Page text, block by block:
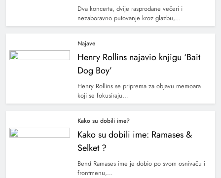
Dva koncerta, dvije rasprodane večeri i
nezaboravno putovanje kroz glazbu,…
Najave
Henry Rollins najavio knjigu ‘Bait
Dog Boy’
Henry Rollins se priprema za objavu memoara
koji se fokusiraju…
Kako su dobili ime?
Kako su dobili ime: Ramases &
Selket ?
Bend Ramases ime je dobio po svom osnivaču i
frontmenu,…